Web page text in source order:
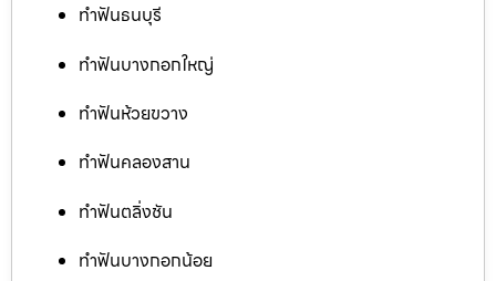
ทำฟันธนบุรี
ทำฟันบางกอกใหญ่
ทำฟันห้วยขวาง
ทำฟันคลองสาน
ทำฟันตลิ่งชัน
ทำฟันบางกอกน้อย